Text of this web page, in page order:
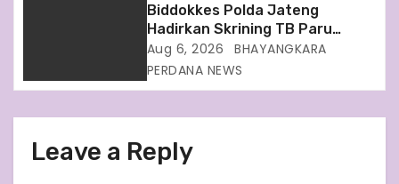
Biddokkes Polda Jateng
Hadirkan Skrining TB Paru
Gratis di Bakti Indonesia IV,
Perkuat Upaya Eliminasi TB
2030
Aug 6, 2026
BHAYANGKARA
PERDANA NEWS
Leave a Reply